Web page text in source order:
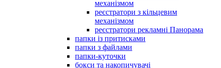
механізмом
реєстратори з кільцевим
механізмом
реєстратори рекламні Панорама
папки із притисками
папки з файлами
папки-куточки
бокси та накопичувачі